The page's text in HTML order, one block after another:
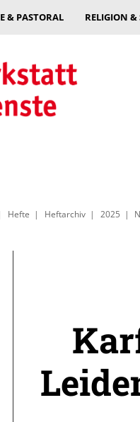
& PASTORAL RELIGION
Hefte Heftarchiv 2025